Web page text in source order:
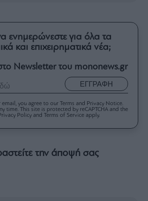
ενημερώνεστε για όλα τα
και επιχειρηματικά νέα;
Newsletter του mononews.gr
ΕΓΓΡΑΦΗ
email, you agree to our Terms and Privacy Notice.
time. This site is protected by reCAPTCHA and the
Policy and Terms of Service apply.
την άποψή σας